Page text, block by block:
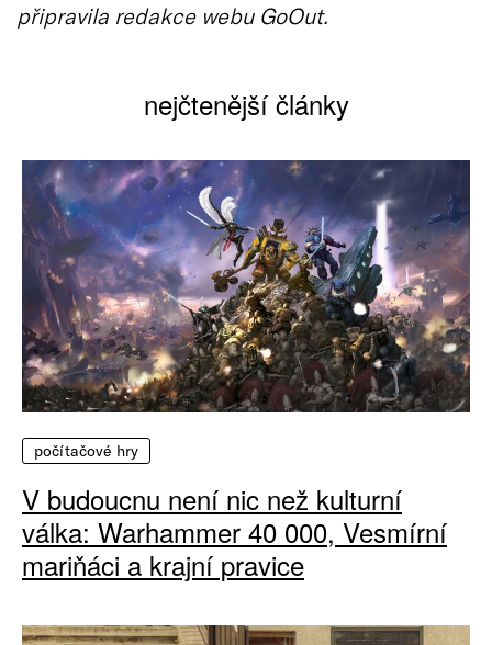
připravila redakce webu GoOut.
nejčtenější články
počítačové hry
V budoucnu není nic než kulturní
válka: Warhammer 40 000, Vesmírní
mariňáci a krajní pravice